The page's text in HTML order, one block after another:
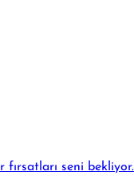
seni bekliyor.